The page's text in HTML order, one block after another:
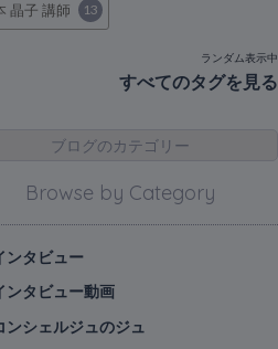
晶子 講師 13
ランダム表示中
すべてのタグを見る
ブログのカテゴリー
Browse by Category
ンタビュー
ンタビュー動画
ンシェルジュのジュ